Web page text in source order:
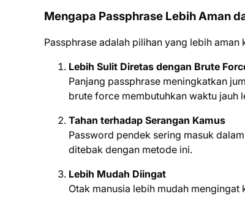
Mengapa Passphrase Lebih Aman
Passphrase adalah pilihan yang lebih
Lebih Sulit Diretas dengan Brute
Panjang passphrase meningkatkan
brute force membutuhkan waktu jauh
Tahan terhadap Serangan Kamus
Password pendek sering masuk
ditebak dengan metode ini.
Lebih Mudah Diingat
Otak manusia lebih mudah